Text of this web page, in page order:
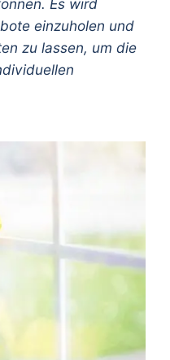
Es wird
einzuholen und
zu lassen, um die